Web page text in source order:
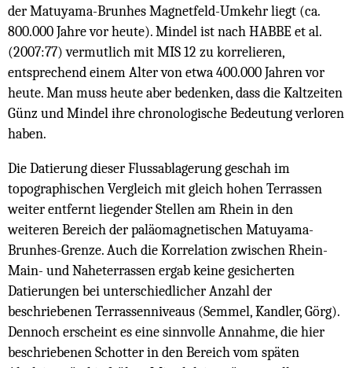
der Matuyama-Brunhes Magnetfeld-Umkehr liegt (ca.
800.000 Jahre vor heute). Mindel ist nach HABBE et al.
(2007:77) vermutlich mit MIS 12 zu korrelieren,
entsprechend einem Alter von etwa 400.000 Jahren vor
heute. Man muss heute aber bedenken, dass die Kaltzeiten
Günz und Mindel ihre chronologische Bedeutung verloren
haben.
Die Datierung dieser Flussablagerung geschah im
topographischen Vergleich mit gleich hohen Terrassen
weiter entfernt liegender Stellen am Rhein in den
weiteren Bereich der paläomagnetischen Matuyama-
Brunhes-Grenze. Auch die Korrelation zwischen Rhein-
Main- und Naheterrassen ergab keine gesicherten
Datierungen bei unterschiedlicher Anzahl der
beschriebenen Terrassenniveaus (Semmel, Kandler, Görg).
Dennoch erscheint es eine sinnvolle Annahme, die hier
beschriebenen Schotter in den Bereich vom späten